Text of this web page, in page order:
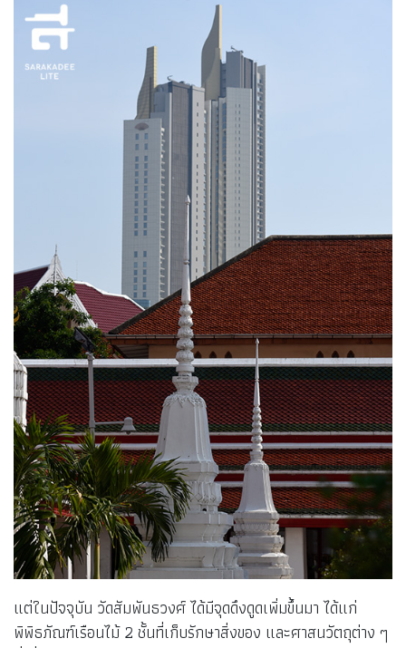
แต่ในปัจจุบัน วัดสัมพันธวงศ์ ได้มีจุดดึงดูดเพิ่มขึ้นมา ได้แก่
พิพิธภัณฑ์เรือนไม้ 2 ชั้นที่เก็บรักษาสิ่งของ และศาสนวัตถุต่าง ๆ